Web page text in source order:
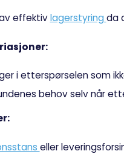
effektivlagerstyringda
i etterspørselen som
behov selv når
eller